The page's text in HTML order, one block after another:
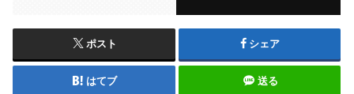
ポスト シェア
はてブ 送る